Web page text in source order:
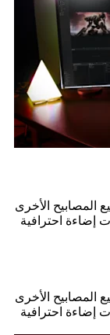
المصابيح الأخرى
إضاءة احترافية
المصابيح الأخرى
إضاءة احترافية